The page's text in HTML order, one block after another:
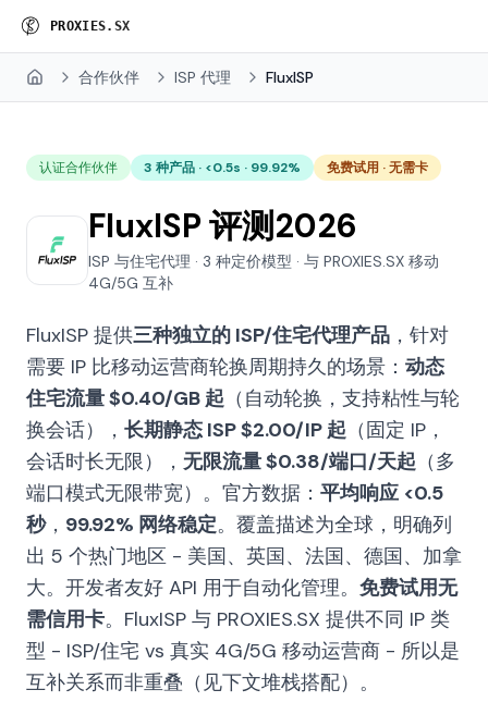
PROXI ES. SX
Home 合作伙伴 ISP 代理 FluxISP
认证合作伙伴 3 种产品 · <0.5s · 99.92% 免费试用 · 无需卡
FluxISP 评测2026
ISP 与住宅代理 · 3 种定价模型 · 与 PROXIES.SX 移动
4G/5G 互补
FluxISP 提供三种独立的 ISP/住宅代理产品 ，针对
需要 IP 比移动运营商轮换周期持久的场景： 动态
住宅流量 $0.40/GB 起 （自动轮换，支持粘性与轮
换会话）， 长期静态 ISP $2.00/IP 起 （固定 IP，
会话时长无限）， 无限流量 $0.38/端口/天起 （多
端口模式无限带宽）。官方数据： 平均响应 <0.5
秒， 99.92% 网络稳定。覆盖描述为全球，明确列
出 5 个热门地区 - 美国、英国、法国、德国、加拿
大。开发者友好 API 用于自动化管理。 免费试用无
需信用卡。FluxISP 与 PROXIES.SX 提供不同 IP 类
型 - ISP/住宅 vs 真实 4G/5G 移动运营商 - 所以是
互补关系而非重叠（见下文堆栈搭配）。